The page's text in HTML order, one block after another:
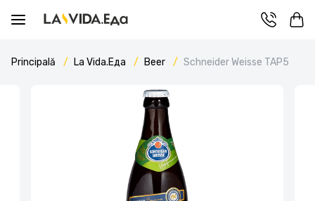
Principală La Vida.Еда Beer Schneider Weisse TAP5